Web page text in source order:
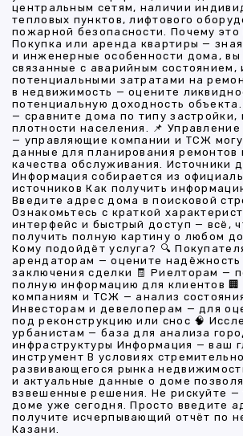
центральным сетям, наличии
тепловых пунктов, лифтового
пожарной безопасности. Почему это
Покупка или аренда квартиры —
и инженерные особенности дома, вы
связанные с аварийным состоянием,
потенциальными затратами на
в недвижимость — оцените
потенциальную доходность
— сравните дома по типу застройки,
плотности населения. 📌
— управляющие компании и ТСЖ
данные для планирования ремонтов
качества обслуживания. Источники
Информация собирается из
источников Как получить
Введите адрес дома в поисковой
Ознакомьтесь с краткой
интерфейс и быстрый доступ — всё,
получить полную картину о любом
Кому подойдёт услуга? 🔍
арендаторам — оцените
заключения сделки 🧾 Риелторам —
полную информацию для клиентов
компаниям и ТСЖ — анализ
Инвесторам и девелоперам — для
под реконструкцию или снос 🧠
урбанистам — база для анализа
инфраструктуры Информация — ваш
инструмент В условиях стремительно
развивающегося рынка
и актуальные данные о доме
взвешенные решения. Не рискуйте —
доме уже сегодня. Просто введите
получите исчерпывающий отчёт по
Казани.